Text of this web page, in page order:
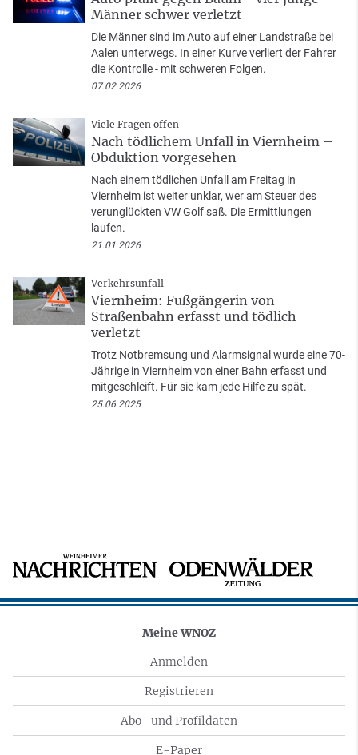
Männer schwer verletzt
Die Männer sind im Auto auf einer Landstraße bei
Aalen unterwegs. In einer Kurve verliert der Fahrer
die Kontrolle - mit schweren Folgen.
07.02.2026
Viele Fragen offen
Nach tödlichem Unfall in Viernheim –
Obduktion vorgesehen
Nach einem tödlichen Unfall am Freitag in
Viernheim ist weiter unklar, wer am Steuer des
verunglückten VW Golf saß. Die Ermittlungen
laufen.
21.01.2026
Verkehrsunfall
Viernheim: Fußgängerin von
Straßenbahn erfasst und tödlich
verletzt
Trotz Notbremsung und Alarmsignal wurde eine 70-
Jährige in Viernheim von einer Bahn erfasst und
mitgeschleift. Für sie kam jede Hilfe zu spät.
25.06.2025
Meine WNOZ
Anmelden
Registrieren
Abo- und Profildaten
E-Paper